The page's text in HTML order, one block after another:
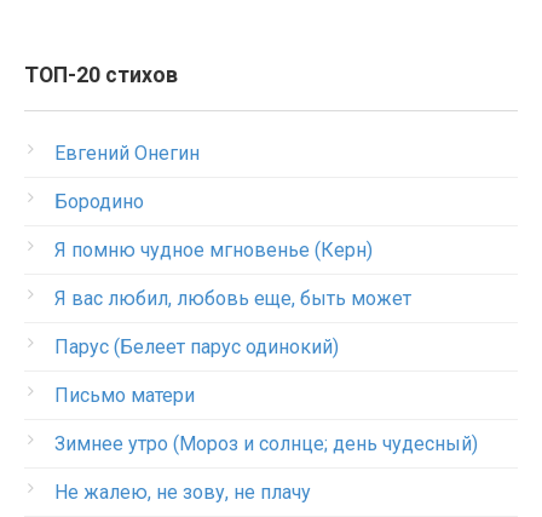
ТОП-20 стихов
Евгений Онегин
Бородино
Я помню чудное мгновенье (Керн)
Я вас любил, любовь еще, быть может
Парус (Белеет парус одинокий)
Письмо матери
Зимнее утро (Мороз и солнце; день чудесный)
Не жалею, не зову, не плачу